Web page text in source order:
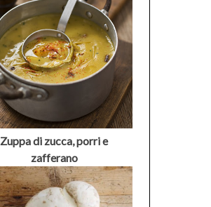
Zuppa di zucca, porri e
zafferano